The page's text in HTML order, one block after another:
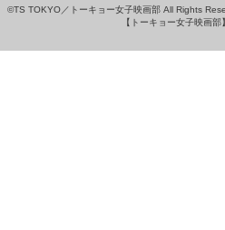
©TS TOKYO／トーキョー女子映画部 All Rights
【トーキョー女子映画